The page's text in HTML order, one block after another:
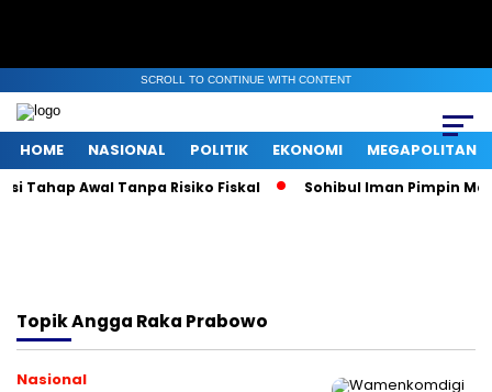
SCROLL TO CONTINUE WITH CONTENT
HOME NASIONAL POLITIK EKONOMI MEGAPOLITAN
Tahap Awal Tanpa Risiko Fiskal Sohibul Iman Pimpin
TopikAngga Raka Prabowo
Nasional